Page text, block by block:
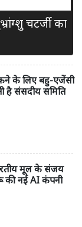
चटर्जी का
के लिए बहु-एजेंसी
है संसदीय समिति
मूल के संजय
की नई AI कंपनी